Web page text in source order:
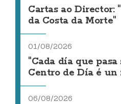
Cartas ao Director:
da Costa da Morte"
01/08/2026
"Cada día que
Centro de Día é
06/08/2026